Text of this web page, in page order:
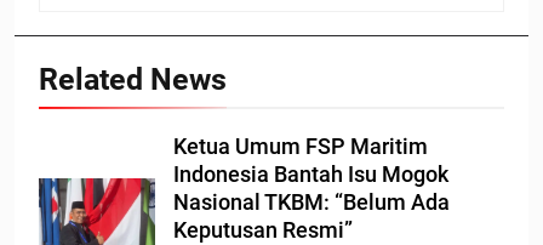
Related News
Ketua Umum FSP Maritim
Indonesia Bantah Isu Mogok
Nasional TKBM: “Belum Ada
Keputusan Resmi”